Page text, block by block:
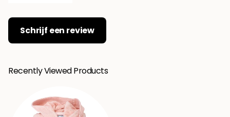
Schrijf een review
Recently Viewed Products